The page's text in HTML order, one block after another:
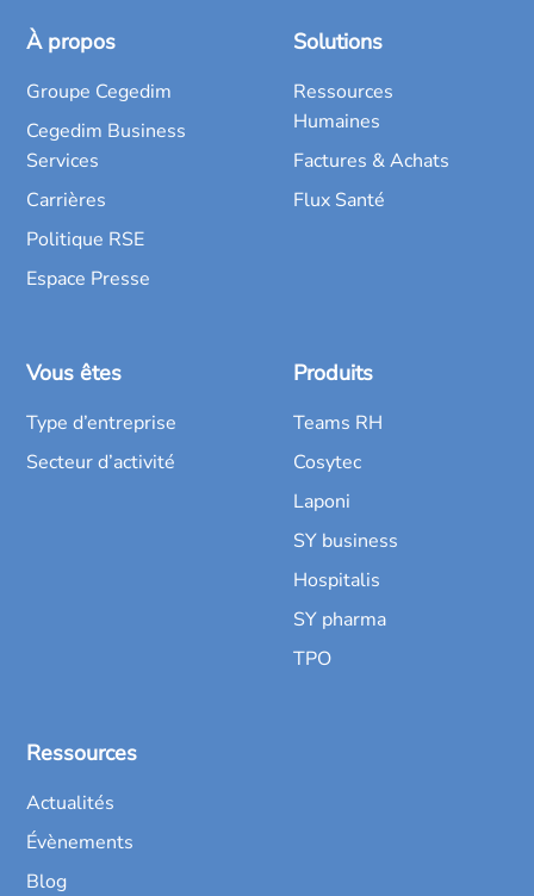
À propos
Groupe Cegedim
Cegedim Business
Services
Carrières
Politique RSE
Espace Presse
Solutions
Ressources
Humaines
Factures & Achats
Flux Santé
Vous êtes
Type d’entreprise
Secteur d’activité
Produits
Teams RH
Cosytec
Laponi
SY business
Hospitalis
SY pharma
TPO
Ressources
Actualités
Évènements
Blog